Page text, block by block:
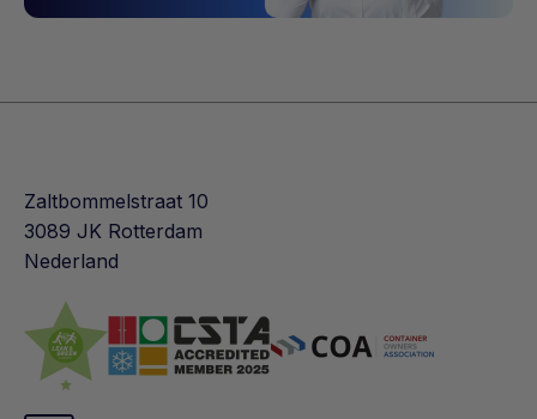
Zaltbommelstraat 10
3089 JK Rotterdam
Nederland